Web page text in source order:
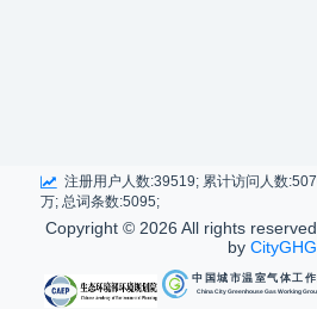
注册用户人数:39519; 累计访问人数
万; 总词条数:5095;
Copyright © 2026 All rights
by CityGHG
中国城市温室气体工作
China City Greenhouse Gas Working